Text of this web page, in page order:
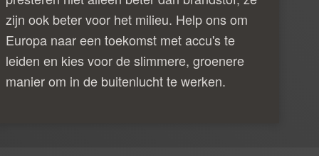
zijn ook beter voor het milieu. Help ons om
Europa naar een toekomst met accu's te
leiden en kies voor de slimmere, groenere
manier om in de buitenlucht te werken.